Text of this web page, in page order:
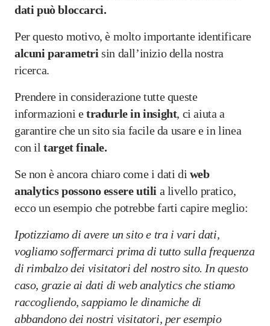
dati può bloccarci.
Per questo motivo, è molto importante identificare
alcuni parametri sin dall’inizio della nostra
ricerca.
Prendere in considerazione tutte queste
informazioni etradurle in insight, ci aiuta a
garantire che un sito sia facile da usare e in linea
con il target finale.
Se non è ancora chiaro come i dati di web
analytics possono essere utili a livello pratico,
ecco un esempio che potrebbe farti capire meglio:
Ipotizziamo di avere un sito e tra i vari dati,
vogliamo soffermarci prima di tutto sulla frequenza
di rimbalzo dei visitatori del nostro sito. In questo
caso, grazie ai dati di web analytics che stiamo
raccogliendo, sappiamo le dinamiche di
abbandono dei nostri visitatori, per esempio